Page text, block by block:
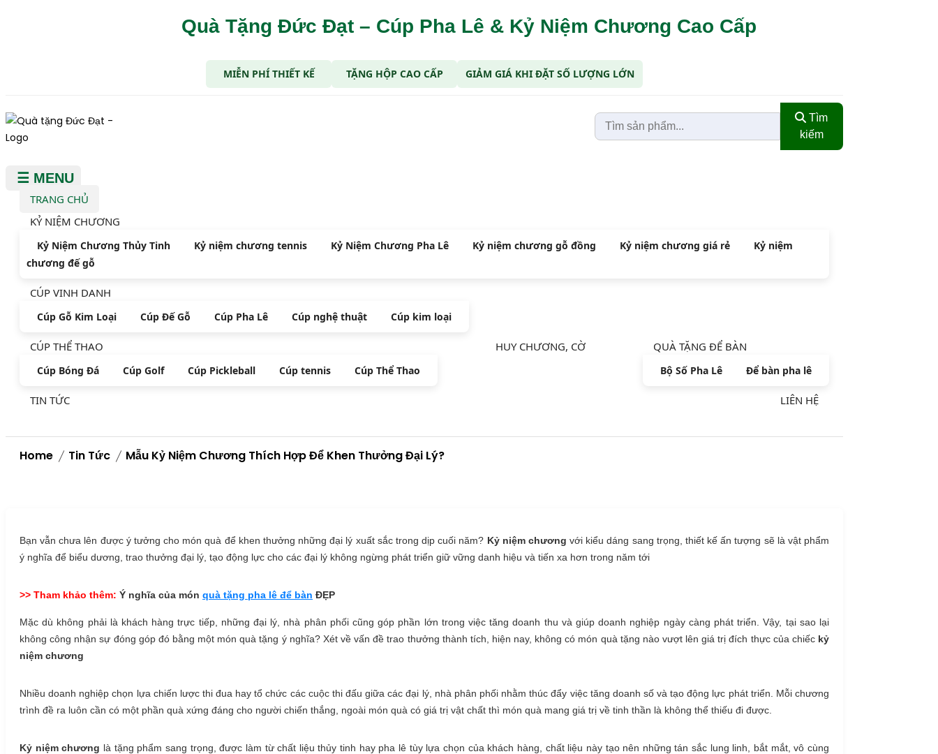
Quà Tặng Đức Đạt – Cúp Pha Lê & Kỷ Niệm Chương Cao Cấp
MIỄN PHÍ THIẾT KẾ TẶNG HỘP CAO CẤP GIẢM GIÁ KHI ĐẶT SỐ LƯỢNG LỚN
Tìm
kiếm
☰ MENU
TRANG CHỦ
KỶ NIỆM CHƯƠNG
Kỷ Niệm Chương Thủy Tinh Kỷ niệm chương tennis Kỷ Niệm Chương Pha Lê Kỷ niệm chương gỗ đồng Kỷ niệm chương giá rẻ
Kỷ niệm
chương đế gỗ
CÚP VINH DANH
Cúp Gỗ Kim Loại Cúp Đế Gỗ Cúp Pha Lê Cúp nghệ thuật Cúp kim loại
CÚP THỂ THAO
Cúp Bóng Đá Cúp Golf Cúp Pickleball Cúp tennis Cúp Thể Thao
HUY CHƯƠNG, CỜ QUÀ TẶNG ĐỂ BÀN
Bộ Số Pha Lê Để bàn pha lê
TIN TỨC LIÊN HỆ
Home Tin Tức Mẫu Kỷ Niệm Chương Thích Hợp Để Khen Thưởng Đại Lý?
Bạn vẫn chưa lên được ý tưởng cho món quà để khen thưởng những đại lý xuất sắc trong dịp cuối năm? Kỷ niệm chương với kiểu dáng sang trọng, thiết kế ấn tượng sẽ là vật phẩm
ý nghĩa để biểu dương, trao thưởng đại lý, tạo động lực cho các đại lý không ngừng phát triển giữ vững danh hiệu và tiến xa hơn trong năm tới
>> Tham khảo thêm: Ý nghĩa của món quà tặng pha lê để bàn ĐẸP
Mặc dù không phải là khách hàng trực tiếp, những đại lý, nhà phân phối cũng góp phần lớn trong việc tăng doanh thu và giúp doanh nghiệp ngày càng phát triển. Vậy, tại sao lại
không công nhận sự đóng góp đó bằng một món quà tặng ý nghĩa? Xét về vấn đề trao thưởng thành tích, hiện nay, không có món quà tặng nào vượt lên giá trị đích thực của chiếc kỷ
niệm chương
Nhiều doanh nghiệp chọn lựa chiến lược thi đua hay tổ chức các cuộc thi đấu giữa các đại lý, nhà phân phối nhằm thúc đẩy việc tăng doanh số và tạo động lực phát triển. Mỗi chương
trình đề ra luôn cần có một phần quà xứng đáng cho người chiến thắng, ngoài món quà có giá trị vật chất thì món quà mang giá trị về tinh thần là không thể thiếu đi được.
Kỷ niệm chương là tặng phẩm sang trọng, được làm từ chất liệu thủy tinh hay pha lê tùy lựa chọn của khách hàng, chất liệu này tạo nên những tán sắc lung linh, bắt mắt, vô cùng